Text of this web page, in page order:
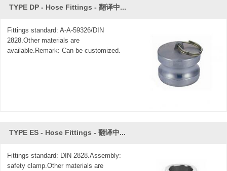
TYPE DP - Hose Fittings - 翻译中...
Fittings standard: A-A-59326/DIN
2828.Other materials are
available.Remark: Can be customized.
TYPE ES - Hose Fittings - 翻译中...
Fittings standard: DIN 2828.Assembly:
safety clamp.Other materials are